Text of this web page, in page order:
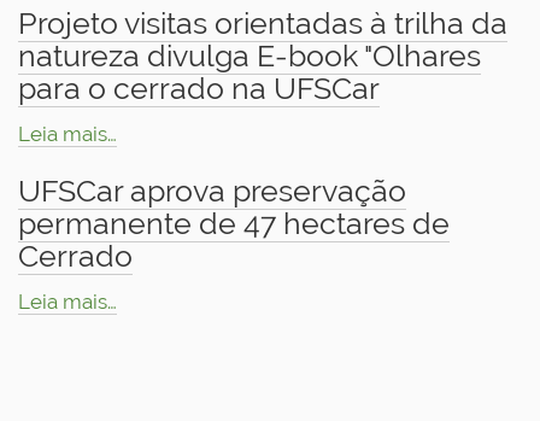
Projeto visitas orientadas à trilha da
natureza divulga E-book "Olhares
para o cerrado na UFSCar
Leia mais…
UFSCar aprova preservação
permanente de 47 hectares de
Cerrado
Leia mais…